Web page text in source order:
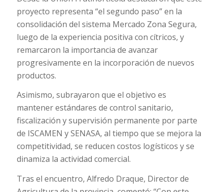
proyecto representa “el segundo paso” en la
consolidación del sistema Mercado Zona Segura,
luego de la experiencia positiva con cítricos, y
remarcaron la importancia de avanzar
progresivamente en la incorporación de nuevos
productos.
Asimismo, subrayaron que el objetivo es
mantener estándares de control sanitario,
fiscalización y supervisión permanente por parte
de ISCAMEN y SENASA, al tiempo que se mejora la
competitividad, se reducen costos logísticos y se
dinamiza la actividad comercial.
Tras el encuentro, Alfredo Draque, Director de